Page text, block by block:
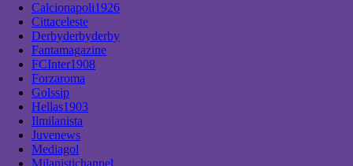
Calcionapoli1926
Cittaceleste
Derbyderbyderby
Fantamagazine
FCInter1908
Forzaroma
Golssip
Hellas1903
Ilmilanista
Juvenews
Mediagol